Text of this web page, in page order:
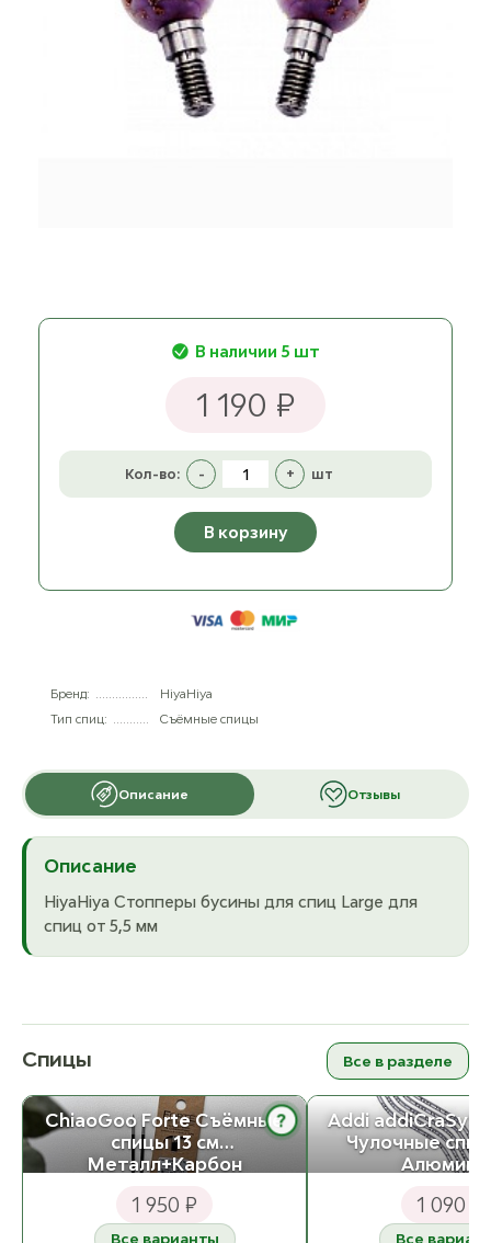
В наличии 5 шт
1 190 ₽
Кол-во: - + шт
В корзину
Бренд:
HiyaHiya
Тип спиц:
Съёмные спицы
Описание Отзывы
Описание
HiyaHiya Стопперы бусины для спиц Large для
спиц от 5,5 мм
Спицы Все в разделе
ChiaoGoo Forte Съёмные
спицы 13 см
Металл+Карбон
?
1 950 ₽
Все варианты
Addi
Чулочные
1 090 ₽
Все